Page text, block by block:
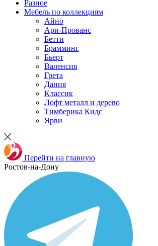
Разное
Мебель по коллекциям
Айно
Ари-Прованс
Бетти
Брамминг
Бьерт
Валенсия
Грета
Дания
Классик
Лофт металл и дерево
Тимберика Кидс
Ярви
Перейти на главную
Ростов-на-Дону